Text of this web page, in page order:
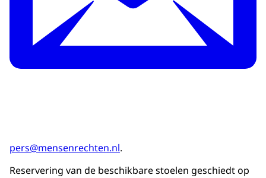
pers@mensenrechten.nl.
Reservering van de beschikbare stoelen geschiedt op